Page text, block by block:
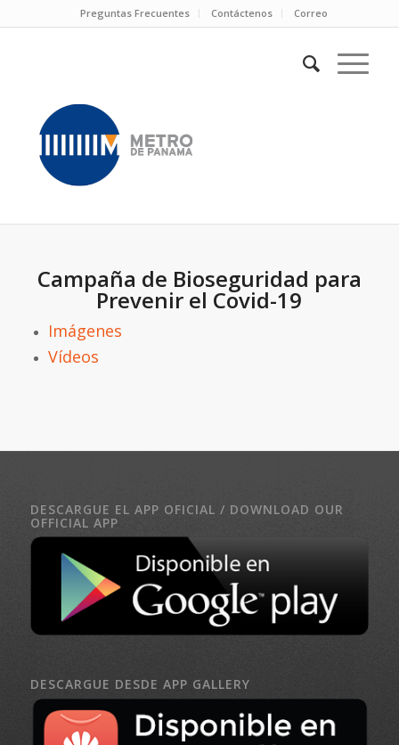
Preguntas Frecuentes Contáctenos Correo
Campaña de Bioseguridad para
Prevenir el Covid-19
Imágenes
Vídeos
DESCARGUE EL APP OFICIAL / DOWNLOAD OUR
OFFICIAL APP
DESCARGUE DESDE APP GALLERY